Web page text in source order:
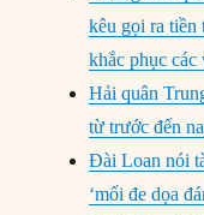
kêu gọi ra tiền
khắc phục các
Hải quân
từ ​​trước đến
Đài Loan nói
‘mối đe dọa